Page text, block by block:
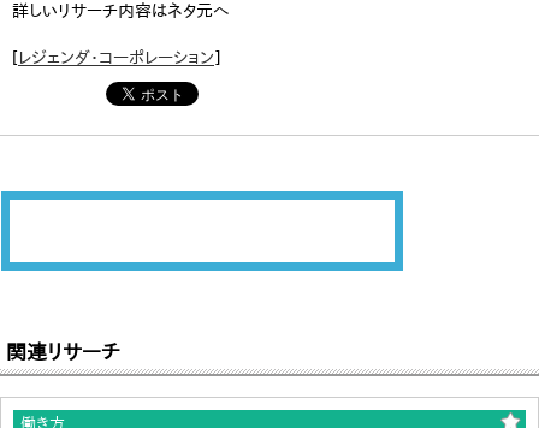
詳しいリサーチ内容はネタ元へ
[レジェンダ・コーポレーション]
関連リサーチ
働き方